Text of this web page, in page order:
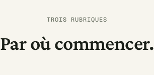
TROIS RUBRIQUES
Par où commencer.